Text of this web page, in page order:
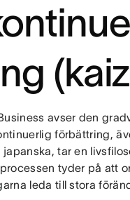
avser den
förbättring,
japanska, tar en
tyder på att
leda till stora